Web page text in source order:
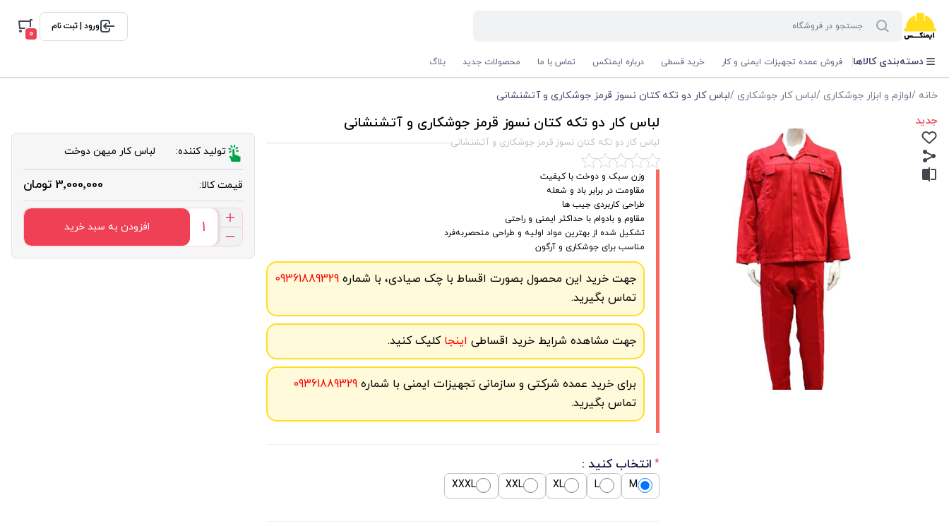
ورود | ثبت نام
0
دسته‌بندی کالاها فروش عمده تجهیزات ایمنی و کار خرید قسطی درباره ایمنکس تماس با ما محصولات جدید بلاگ
خانه /لوازم و ابزار جوشکاری /لباس کار جوشکاری /لباس کار دو تکه کتان نسوز قرمز جوشکاری و آتشنشانی
جدید لباس کار دو تکه کتان نسوز قرمز جوشکاری و آتشنشانی
لباس کار دو تکه کتان نسوز قرمز جوشکاری و آتشنشانی
وزن سبک و دوخت با کیفیت
مقاومت در برابر باد و شعله
طراحی کاربردی جیب‌ ها
مقاوم و بادوام با حداکثر ایمنی و راحتی
تشکیل شده از بهترین مواد اولیه و طراحی منحصربه‌فرد
مناسب برای جوشکاری و آرگون
جهت خرید این محصول بصورت اقساط با چک صیادی، با شماره 09361889329
تماس بگیرید.
جهت مشاهده شرایط خرید اقساطی اینجاکلیک کنید.
برای خرید عمده شرکتی و سازمانی تجهیزات ایمنی با شماره 09361889329
تماس بگیرید.
* انتخاب کنید :
M
L
XL
XXL
XXXL
تولید کننده: لباس کار میهن دوخت
قیمت کالا: 3٬000٬000 تومان
افزودن به سبد خرید